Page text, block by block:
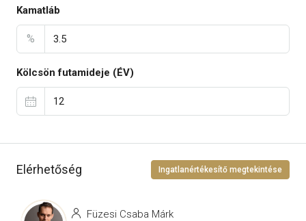
Kamatláb
%
Kölcsön futamideje (ÉV)
Elérhetőség Ingatlanértékesítő megtekintése
Füzesi Csaba Márk